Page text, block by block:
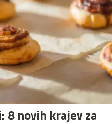
8 novih krajev za